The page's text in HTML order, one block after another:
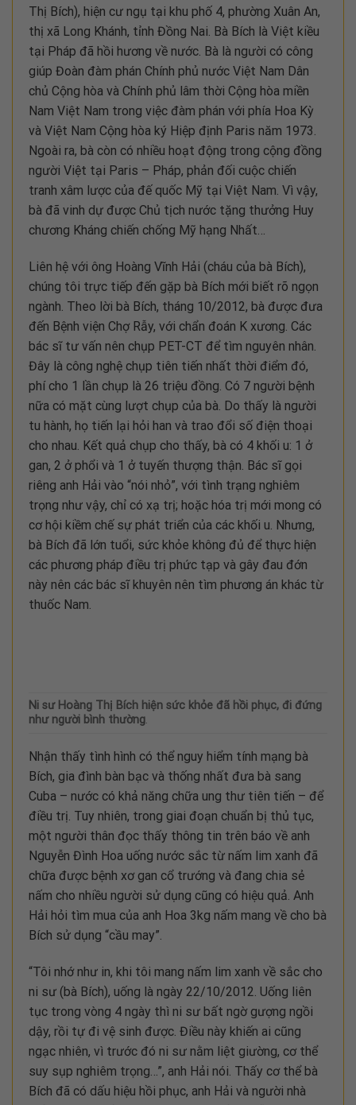
Thị Bích), hiện cư ngụ tại khu phố 4, phường Xuân An,
thị xã Long Khánh, tỉnh Đồng Nai. Bà Bích là Việt kiều
tại Pháp đã hồi hương về nước. Bà là người có công
giúp Đoàn đàm phán Chính phủ nước Việt Nam Dân
chủ Cộng hòa và Chính phủ lâm thời Cộng hòa miền
Nam Việt Nam trong việc đàm phán với phía Hoa Kỳ
và Việt Nam Cộng hòa ký Hiệp định Paris năm 1973.
Ngoài ra, bà còn có nhiều hoạt động trong cộng đồng
người Việt tại Paris – Pháp, phản đối cuộc chiến
tranh xâm lược của đế quốc Mỹ tại Việt Nam. Vì vậy,
bà đã vinh dự được Chủ tịch nước tặng thưởng Huy
chương Kháng chiến chống Mỹ hạng Nhất…
Liên hệ với ông Hoàng Vĩnh Hải (cháu của bà Bích),
chúng tôi trực tiếp đến gặp bà Bích mới biết rõ ngọn
ngành. Theo lời bà Bích, tháng 10/2012, bà được đưa
đến Bệnh viện Chợ Rẫy, với chẩn đoán K xương. Các
bác sĩ tư vấn nên chụp PET-CT để tìm nguyên nhân.
Đây là công nghệ chụp tiên tiến nhất thời điểm đó,
phí cho 1 lần chụp là 26 triệu đồng. Có 7 người bệnh
nữa có mặt cùng lượt chụp của bà. Do thấy là người
tu hành, họ tiến lại hỏi han và trao đổi số điện thoại
cho nhau. Kết quả chụp cho thấy, bà có 4 khối u: 1 ở
gan, 2 ở phổi và 1 ở tuyến thượng thận. Bác sĩ gọi
riêng anh Hải vào “nói nhỏ”, với tình trạng nghiêm
trọng như vậy, chỉ có xạ trị; hoặc hóa trị mới mong có
cơ hội kiềm chế sự phát triển của các khối u. Nhưng,
bà Bích đã lớn tuổi, sức khỏe không đủ để thực hiện
các phương pháp điều trị phức tạp và gây đau đớn
này nên các bác sĩ khuyên nên tìm phương án khác từ
thuốc Nam.
Ni sư Hoàng Thị Bích hiện sức khỏe đã hồi phục, đi đứng
như người bình thường.
Nhận thấy tình hình có thể nguy hiểm tính mạng bà
Bích, gia đình bàn bạc và thống nhất đưa bà sang
Cuba – nước có khả năng chữa ung thư tiên tiến – để
điều trị. Tuy nhiên, trong giai đoạn chuẩn bị thủ tục,
một người thân đọc thấy thông tin trên báo về anh
Nguyễn Đình Hoa uống nước sắc từ nấm lim xanh đã
chữa được bệnh xơ gan cổ trướng và đang chia sẻ
nấm cho nhiều người sử dụng cũng có hiệu quả. Anh
Hải hỏi tìm mua của anh Hoa 3kg nấm mang về cho bà
Bích sử dụng “cầu may”.
“Tôi nhớ như in, khi tôi mang nấm lim xanh về sắc cho
ni sư (bà Bích), uống là ngày 22/10/2012. Uống liên
tục trong vòng 4 ngày thì ni sư bất ngờ gượng ngồi
dậy, rồi tự đi vệ sinh được. Điều này khiến ai cũng
ngạc nhiên, vì trước đó ni sư nằm liệt giường, cơ thể
suy sụp nghiêm trọng…”, anh Hải nói. Thấy cơ thể bà
Bích đã có dấu hiệu hồi phục, anh Hải và người nhà